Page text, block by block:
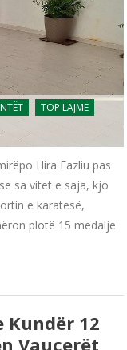
TOP LAJME
Hira Fazliu pas
sa vitet e saja, kjo
e karatesë,
plotë 15 medalje
Kundër 12
Vauçerët